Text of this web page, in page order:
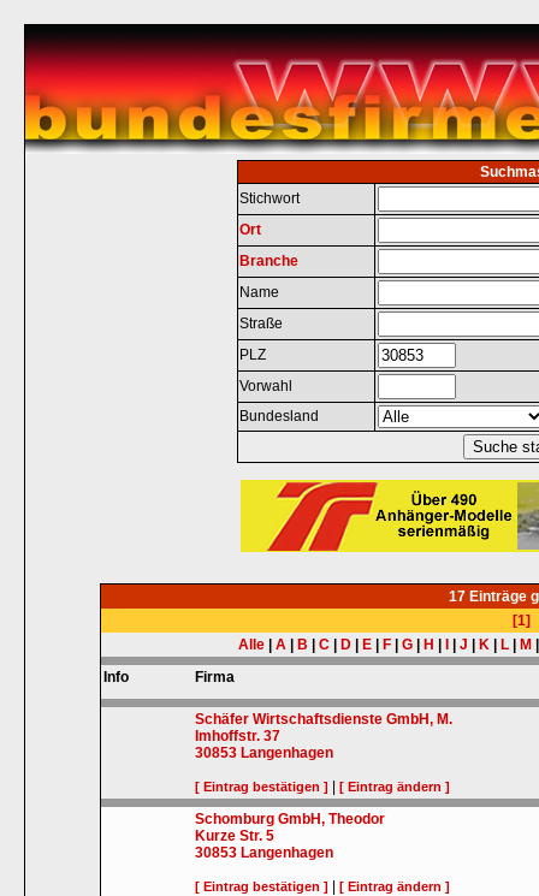
Stichwort
Ort
Branche
Name
Straße
PLZ
Vorwahl
Bundesland
17 Einträge
[1]
Alle
A B C D E F G H J K L M
Info
Firma
Schäfer Wirtschaftsdienste GmbH, M.
Imhoffstr. 37
30853 Langenhagen
[ Eintrag bestätigen ] |[ Eintrag ändern ]
Schomburg GmbH, Theodor
Kurze Str. 5
30853 Langenhagen
[ Eintrag bestätigen ] |[ Eintrag ändern ]